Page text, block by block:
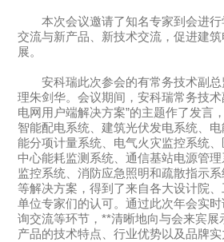
本次会议邀请了知名专家到会进行
交流与新产品、新技术交流，促进建
展。
安科瑞此次参会的有常务技术副总
理朱剑华。会议期间，安科瑞常务技
电网用户端解决方案”的主题作了发言
智能配电系统、建筑光伏发电系统、
能分项计量系统、电气火灾监控系统
中心能耗监测系统、通信基站电源管
监控系统、消防应急照明和疏散指示
等解决方案，得到了来自各大设计院
单位专家们的认可。通过此次年会实
询交流等环节，**清晰地向与会来宾展
产品的技术特点、行业优势以及品牌实